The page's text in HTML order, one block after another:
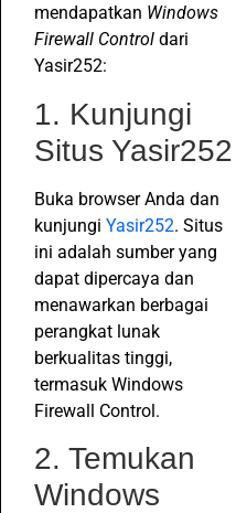
mendapatkan Windows
Firewall Control dari
Yasir252:
1. Kunjungi
Situs Yasir252
Buka browser Anda dan
kunjungi Yasir252. Situs
ini adalah sumber yang
dapat dipercaya dan
menawarkan berbagai
perangkat lunak
berkualitas tinggi,
termasuk Windows
Firewall Control.
2. Temukan
Windows